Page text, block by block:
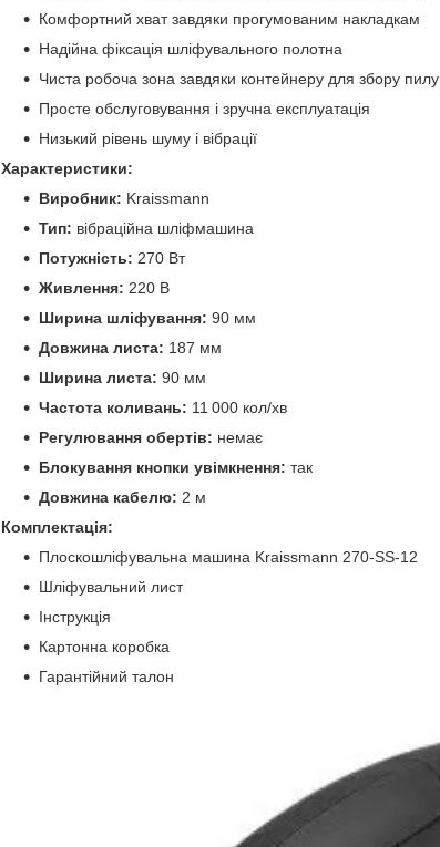
Комфортний хват завдяки прогумованим накладкам
Надійна фіксація шліфувального полотна
Чиста робоча зона завдяки контейнеру для збору пилу
Просте обслуговування і зручна експлуатація
Низький рівень шуму і вібрації
Характеристики:
Виробник: Kraissmann
Тип: вібраційна шліфмашина
Потужність: 270 Вт
Живлення: 220 В
Ширина шліфування: 90 мм
Довжина листа: 187 мм
Ширина листа: 90 мм
Частота коливань: 11 000 кол/хв
Регулювання обертів: немає
Блокування кнопки увімкнення: так
Довжина кабелю: 2 м
Комплектація:
Плоскошліфувальна машина Kraissmann 270‑SS‑12
Шліфувальний лист
Інструкція
Картонна коробка
Гарантійний талон